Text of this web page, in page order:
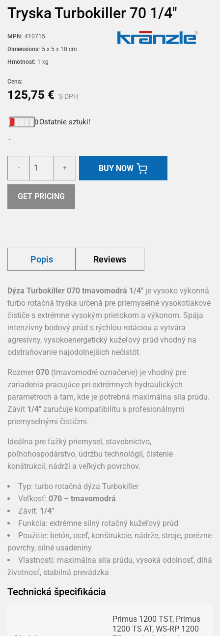
Tryska Turbokiller 70 1/4"
MPN: 410715
Dimensions: 5 x 5 x 10 cm
Hmotnosť: 1 kg
Cena:
125,75 € S DPH
Ostatnie sztuki!
- + BUY NOW
GET PRICING
Popis Reviews
Dýza Turbokiller 070 tmavomodrá 1/4" je vysoko výkonná
turbo rotačná tryska určená pre priemyselné vysokotlakové
čističe s extrémne vysokým prietokom a výkonom. Spája
intenzívny bodový prúd s rýchlou rotáciou a vytvára
agresívny, vysokoenergetický kužeľový prúd vhodný na
odstraňovanie najodolnejších nečistôt.
Rozmer 070 (tmavomodré označenie) je vhodný pre
zariadenia pracujúce pri extrémnych hydraulických
parametroch a tam, kde je potrebná maximálna sila prúdu.
Závit 1/4" zaručuje kompatibilitu s profesionálnymi
priemyselnými čističmi.
Ideálna pre ťažký priemysel, stavebníctvo,
poľnohospodárstvo, údržbu technológií, čistenie
konštrukcií, nádrží a veľkých povrchov.
Typ: turbo rotačná dýza Turbokiller
Veľkosť: 070 – tmavomodrá
Závit: 1/4"
Funkcia: extrémne silný rotačný kužeľový prúd
Použitie: betón, oceľ, konštrukcie, nádrže, stroje, porézne
povrchy, silné usadeniny
Vlastnosti: maximálna sila prúdu, vysoká odolnosť, dlhá
životnosť, stabilná prevádzka
Technická špecifikácia
Primus 1200 TST, Primus
1200 TS AT, WS-RP 1200